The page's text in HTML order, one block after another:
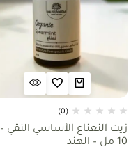
(0)
زيت النعناع الأساسي النقي –
10 مل – الهند